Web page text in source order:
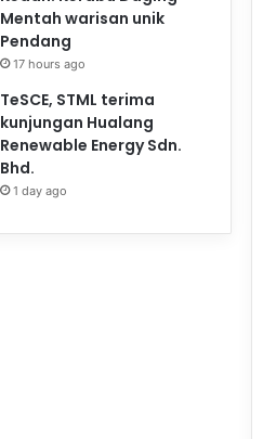
Mentah warisan unik
Pendang
17 hours ago
TeSCE, STML terima
kunjungan Hualang
Renewable Energy Sdn.
Bhd.
1 day ago